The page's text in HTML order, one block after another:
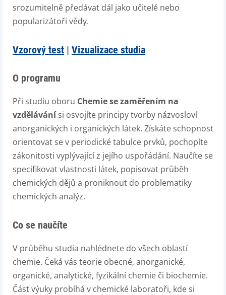
srozumitelně předávat dál jako učitelé nebo
popularizátoři vědy.
Vzorový test | Vizualizace studia
O programu
Při studiu oboru Chemie se zaměřením na
vzdělávánísi osvojíte principy tvorby názvosloví
anorganických i organických látek. Získáte schopnost
orientovat se v periodické tabulce prvků, pochopíte
zákonitosti vyplývající z jejího uspořádání. Naučíte se
specifikovat vlastnosti látek, popisovat průběh
chemických dějů a proniknout do problematiky
chemických analýz.
Co se naučíte
V průběhu studia nahlédnete do všech oblastí
chemie. Čeká vás teorie obecné, anorganické,
organické, analytické, fyzikální chemie či biochemie.
Část výuky probíhá v chemické laboratoři, kde si